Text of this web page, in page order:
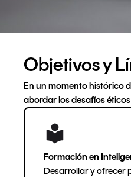
Objetivos y
En un momento histórico
abordar los desafíos
Formación en
Desarrollar y ofrecer